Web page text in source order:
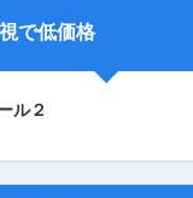
で低価格
ル２